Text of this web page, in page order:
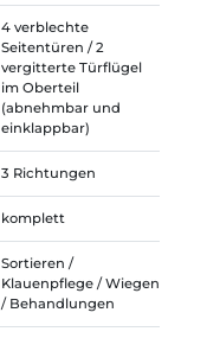
4 verblechte
Seitentüren / 2
vergitterte Türflügel
im Oberteil
(abnehmbar und
einklappbar)
3 Richtungen
komplett
Sortieren /
Klauenpflege / Wiegen
/ Behandlungen